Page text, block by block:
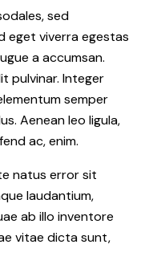
sed
eget viverra egestas
a accumsan.
pulvinar. Integer
semper
Aenean leo ligula,
ac, enim.
natus error sit
laudantium,
ab illo inventore
vitae dicta sunt,